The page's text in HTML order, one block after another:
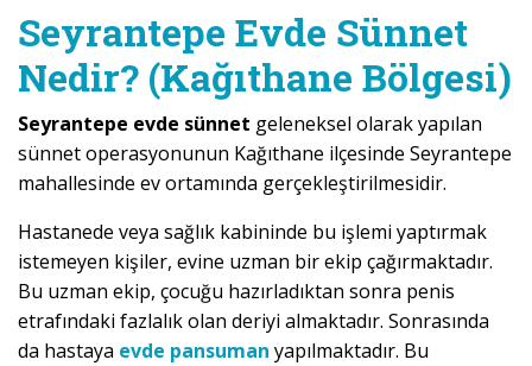
Seyrantepe Evde Sünnet
Nedir? (Kağıthane Bölgesi)
Seyrantepe evde sünnet geleneksel olarak yapılan
sünnet operasyonunun Kağıthane ilçesinde Seyrantepe
mahallesinde ev ortamında gerçekleştirilmesidir.
Hastanede veya sağlık kabininde bu işlemi yaptırmak
istemeyen kişiler, evine uzman bir ekip çağırmaktadır.
Bu uzman ekip, çocuğu hazırladıktan sonra penis
etrafındaki fazlalık olan deriyi almaktadır. Sonrasında
da hastaya evde pansuman yapılmaktadır. Bu